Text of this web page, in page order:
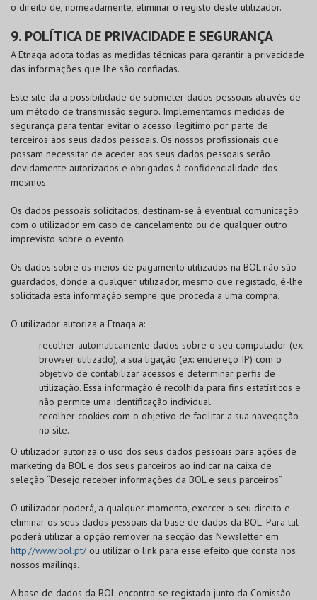
o direito de, nomeadamente, eliminar o registo deste utilizador.
9. POLÍTICA DE PRIVACIDADE E SEGURANÇA
A Etnaga adota todas as medidas técnicas para garantir a privacidade
das informações que lhe são confiadas.
Este site dá a possibilidade de submeter dados pessoais através de
um método de transmissão seguro. Implementamos medidas de
segurança para tentar evitar o acesso ilegítimo por parte de
terceiros aos seus dados pessoais. Os nossos profissionais que
possam necessitar de aceder aos seus dados pessoais serão
devidamente autorizados e obrigados à confidencialidade dos
mesmos.
Os dados pessoais solicitados, destinam-se à eventual comunicação
com o utilizador em caso de cancelamento ou de qualquer outro
imprevisto sobre o evento.
Os dados sobre os meios de pagamento utilizados na BOLnão são
guardados, donde a qualquer utilizador, mesmo que registado, é-lhe
solicitada esta informação sempre que proceda a uma compra.
O utilizador autoriza a Etnaga a:
recolher automaticamente dados sobre o seu computador (ex:
browser utilizado), a sua ligação (ex: endereço IP) com o
objetivo de contabilizar acessos e determinar perfis de
utilização. Essa informação é recolhida para fins estatísticos e
não permite uma identificação individual.
recolher cookies com o objetivo de facilitar a sua navegação
no site.
O utilizador autoriza o uso dos seus dados pessoais para ações de
marketing da BOLe dos seus parceiros ao indicar na caixa de
seleção “Desejo receber informações da BOLe seus parceiros”.
O utilizador poderá, a qualquer momento, exercer o seu direito e
eliminar os seus dados pessoais da base de dados da BOL. Para tal
poderá utilizar a opção remover na secção das Newsletter em
http://www.bol.pt/ou utilizar o link para esse efeito que consta nos
nossos mailings.
A base de dados da BOLencontra-se registada junto da Comissão